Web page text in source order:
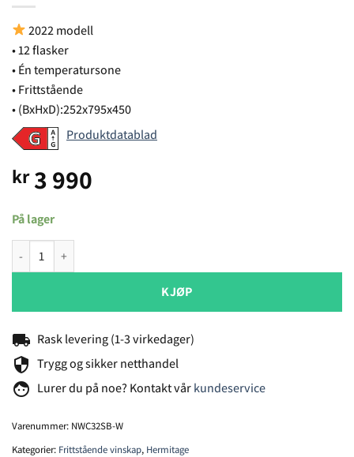
2022 modell
• 12 flasker
• Én temperatursone
• Frittstående
• (BxHxD):252x795x450
Produktdatablad
kr3 990
På lager
Hermitage NWC32SB-W antall
KJØP
local_shipping Rask levering (1-3 virkedager)
security Trygg og sikker netthandel
face Lurer du på noe? Kontakt vårkundeservice
Varenummer: NWC32SB-W
Kategorier: Frittstående vinskap, Hermitage